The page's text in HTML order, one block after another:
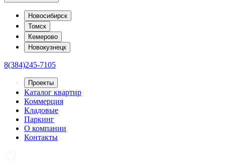
Новосибирск
Томск
Кемерово
Новокузнецк
8(384)245-7105
Проекты
Каталог квартир
Коммерция
Кладовые
Паркинг
О компании
Контакты